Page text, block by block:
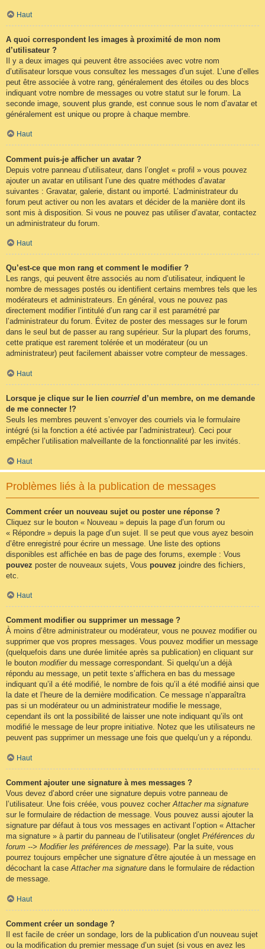
Haut
A quoi correspondent les images à proximité de mon nom
d’utilisateur ?
Il y a deux images qui peuvent être associées avec votre nom
d’utilisateur lorsque vous consultez les messages d’un sujet. L’une d’elles
peut être associée à votre rang, généralement des étoiles ou des blocs
indiquant votre nombre de messages ou votre statut sur le forum. La
seconde image, souvent plus grande, est connue sous le nom d’avatar et
généralement est unique ou propre à chaque membre.
Haut
Comment puis-je afficher un avatar ?
Depuis votre panneau d’utilisateur, dans l’onglet « profil » vous pouvez
ajouter un avatar en utilisant l’une des quatre méthodes d’avatar
suivantes : Gravatar, galerie, distant ou importé. L’administrateur du
forum peut activer ou non les avatars et décider de la manière dont ils
sont mis à disposition. Si vous ne pouvez pas utiliser d’avatar, contactez
un administrateur du forum.
Haut
Qu’est-ce que mon rang et comment le modifier ?
Les rangs, qui peuvent être associés au nom d’utilisateur, indiquent le
nombre de messages postés ou identifient certains membres tels que les
modérateurs et administrateurs. En général, vous ne pouvez pas
directement modifier l’intitulé d’un rang car il est paramétré par
l’administrateur du forum. Évitez de poster des messages sur le forum
dans le seul but de passer au rang supérieur. Sur la plupart des forums,
cette pratique est rarement tolérée et un modérateur (ou un
administrateur) peut facilement abaisser votre compteur de messages.
Haut
Lorsque je clique sur le lien courriel d’un membre, on me demande
de me connecter !?
Seuls les membres peuvent s’envoyer des courriels via le formulaire
intégré (si la fonction a été activée par l’administrateur). Ceci pour
empêcher l’utilisation malveillante de la fonctionnalité par les invités.
Haut
Problèmes liés à la publication de messages
Comment créer un nouveau sujet ou poster une réponse ?
Cliquez sur le bouton « Nouveau » depuis la page d’un forum ou
« Répondre » depuis la page d’un sujet. Il se peut que vous ayez besoin
d’être enregistré pour écrire un message. Une liste des options
disponibles est affichée en bas de page des forums, exemple : Vous
pouvez poster de nouveaux sujets, Vous pouvez joindre des fichiers,
etc.
Haut
Comment modifier ou supprimer un message ?
À moins d’être administrateur ou modérateur, vous ne pouvez modifier ou
supprimer que vos propres messages. Vous pouvez modifier un message
(quelquefois dans une durée limitée après sa publication) en cliquant sur
le bouton modifierdu message correspondant. Si quelqu’un a déjà
répondu au message, un petit texte s’affichera en bas du message
indiquant qu’il a été modifié, le nombre de fois qu’il a été modifié ainsi que
la date et l’heure de la dernière modification. Ce message n’apparaîtra
pas si un modérateur ou un administrateur modifie le message,
cependant ils ont la possibilité de laisser une note indiquant qu’ils ont
modifié le message de leur propre initiative. Notez que les utilisateurs ne
peuvent pas supprimer un message une fois que quelqu’un y a répondu.
Haut
Comment ajouter une signature à mes messages ?
Vous devez d’abord créer une signature depuis votre panneau de
l’utilisateur. Une fois créée, vous pouvez cocherAttacher ma signature
sur le formulaire de rédaction de message. Vous pouvez aussi ajouter la
signature par défaut à tous vos messages en activant l’option « Attacher
ma signature » à partir du panneau de l’utilisateur (onglet Préférences du
forum --> Modifier les préférences de message). Par la suite, vous
pourrez toujours empêcher une signature d’être ajoutée à un message en
décochant la caseAttacher ma signature dans le formulaire de rédaction
de message.
Haut
Comment créer un sondage ?
Il est facile de créer un sondage, lors de la publication d’un nouveau sujet
ou la modification du premier message d’un sujet (si vous en avez les